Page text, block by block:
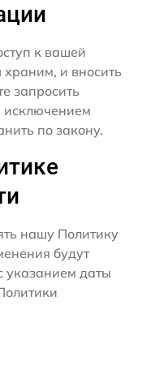
к вашей
и вносить
запросить
по закону.
нашу Политику
будут
указанием даты